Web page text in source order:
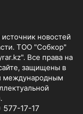
новостей
ТОО "Собкор"
Все права на
защищены в
международным
17-17